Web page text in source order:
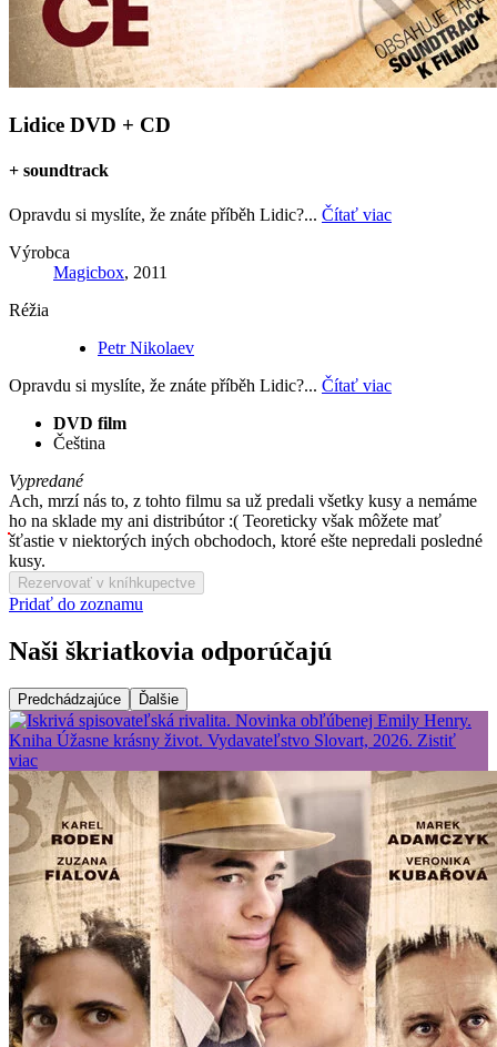
Lidice DVD + CD
+ soundtrack
Opravdu si myslíte, že znáte příběh Lidic?... Čítať viac
Výrobca
Magicbox, 2011
Réžia
Petr Nikolaev
Opravdu si myslíte, že znáte příběh Lidic?... Čítať viac
DVD film
Čeština
Vypredané
Ach, mrzí nás to, z tohto filmu sa už predali všetky kusy a nemáme
ho na sklade my ani distribútor :( Teoreticky však môžete mať
šťastie v niektorých iných obchodoch, ktoré ešte nepredali posledné
kusy.
Rezervovať v kníhkupectve
Pridať do zoznamu
Naši škriatkovia odporúčajú
Predchádzajúce Ďalšie